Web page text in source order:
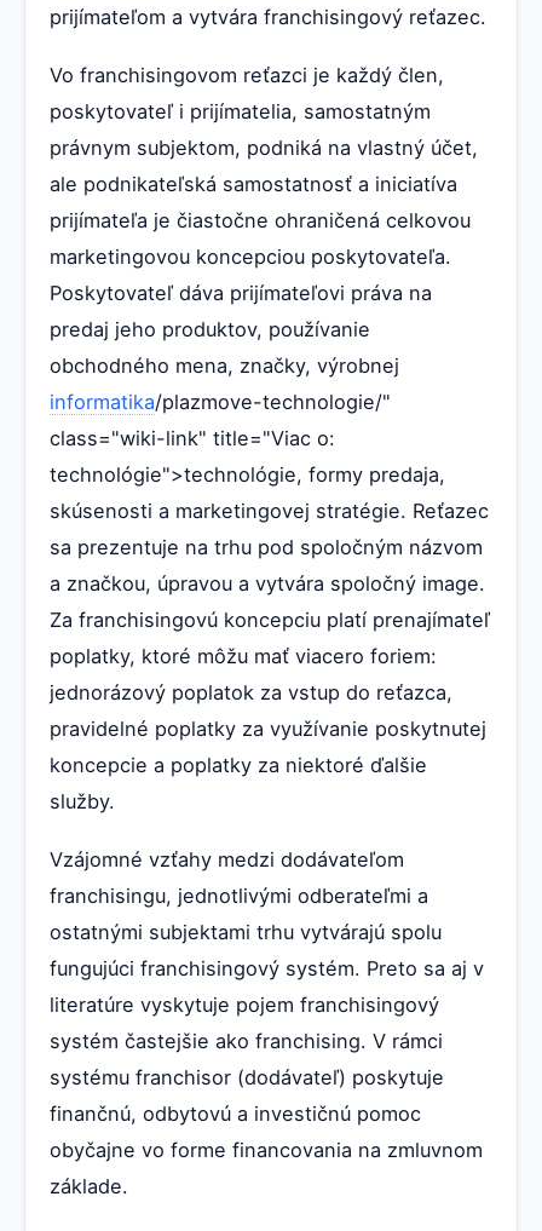
prijímateľom a vytvára franchisingový reťazec.
Vo franchisingovom reťazci je každý člen,
poskytovateľ i prijímatelia, samostatným
právnym subjektom, podniká na vlastný účet,
ale podnikateľská samostatnosť a iniciatíva
prijímateľa je čiastočne ohraničená celkovou
marketingovou koncepciou poskytovateľa.
Poskytovateľ dáva prijímateľovi práva na
predaj jeho produktov, používanie
obchodného mena, značky, výrobnej
informatika/plazmove-technologie/"
class="wiki-link" title="Viac o:
technológie">technológie, formy predaja,
skúsenosti a marketingovej stratégie. Reťazec
sa prezentuje na trhu pod spoločným názvom
a značkou, úpravou a vytvára spoločný image.
Za franchisingovú koncepciu platí prenajímateľ
poplatky, ktoré môžu mať viacero foriem:
jednorázový poplatok za vstup do reťazca,
pravidelné poplatky za využívanie poskytnutej
koncepcie a poplatky za niektoré ďalšie
služby.
Vzájomné vzťahy medzi dodávateľom
franchisingu, jednotlivými odberateľmi a
ostatnými subjektami trhu vytvárajú spolu
fungujúci franchisingový systém. Preto sa aj v
literatúre vyskytuje pojem franchisingový
systém častejšie ako franchising. V rámci
systému franchisor (dodávateľ) poskytuje
finančnú, odbytovú a investičnú pomoc
obyčajne vo forme financovania na zmluvnom
základe.